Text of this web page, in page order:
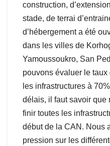
construction,
stade, de terrai
d’hébergement a été
dans les villes de
Yamoussoukro, San
pouvons évaluer le
les infrastructures à
délais, il faut savoir que
finir toutes les
début de la CAN. Nous
pression sur les